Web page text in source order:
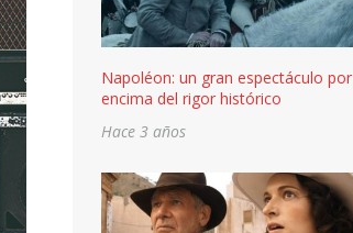
Napoléon: un gran espectáculo por
encima del rigor histórico
Hace 3 años